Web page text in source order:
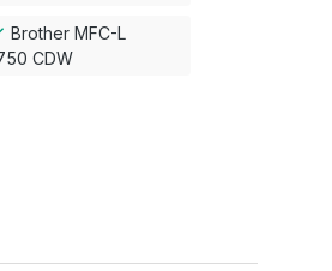
Brother MFC-L
CDW